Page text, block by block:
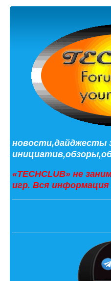
новости,дайджесты
«TECHCLUB» не
игр. Вся